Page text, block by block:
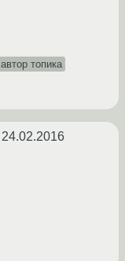
автор топика
24.02.2016